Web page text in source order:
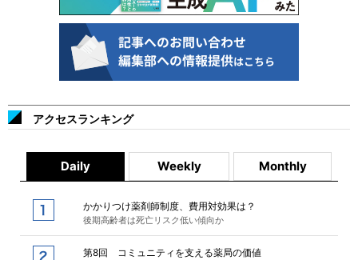
アクセスランキング
Daily Weekly Monthly
かかりつけ薬剤師制度、費用対効果は？
後期高齢者は死亡リスク低い傾向か
第8回 コミュニティを支える薬局の価値